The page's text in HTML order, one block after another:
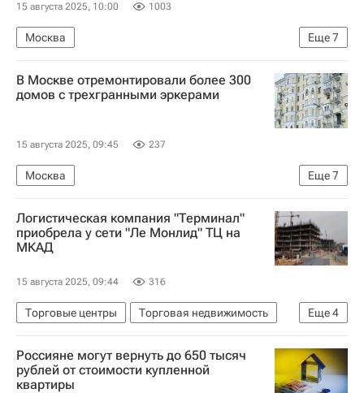
15 августа 2025, 10:00 1003
Еще7
Москва
Москва Сегодня: мегаполис для жизни
Городское хозяйство Москвы
ЖКХ
Жилье
Город: детали – РИА Недвижимость
Мосжилинспекция
В Москве отремонтировали более 300
домов с трехгранными эркерами
15 августа 2025, 09:45 237
Еще7
Москва
Москва Сегодня: мегаполис для жизни
Капремонт в Москве
Капремонт
Городское хозяйство Москвы
Комплекс городского хозяйства Москвы
Архитектура
Фонд капитального ремонта Москвы
Логистическая компания "Терминал"
приобрела у сети "Ле Монлид" ТЦ на
МКАД
15 августа 2025, 09:44 316
Еще4
Торговые центры
Торговая недвижимость
Москва
Краснодарский край
Строительство
Коммерческая недвижимость
Россияне могут вернуть до 650 тысяч
рублей от стоимости купленной
квартиры